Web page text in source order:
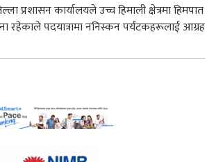
प्रशासन कार्यालयले उच्च हिमाली क्षेत्रमा हिमपात
रहेकाले पदयात्रामा ननिस्कन पर्यटकहरूलाई आग्रह